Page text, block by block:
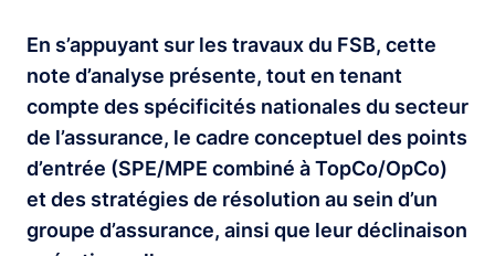
En s’appuyant sur les travaux du FSB, cette
note d’analyse présente, tout en tenant
compte des spécificités nationales du secteur
de l’assurance, le cadre conceptuel des points
d’entrée (SPE/MPE combiné à TopCo/OpCo)
et des stratégies de résolution au sein d’un
groupe d’assurance, ainsi que leur déclinaison